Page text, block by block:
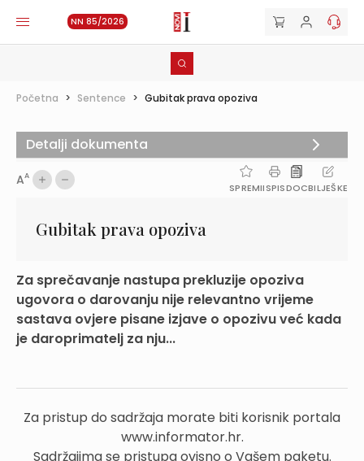
NN 85/2026
Početna > Sentence > Gubitak prava opoziva
AA
SPREMIISPISDOCBILJEŠKE
Gubitak prava opoziva
Za sprečavanje nastupa prekluzije opoziva
ugovora o darovanju nije relevantno vrijeme
sastava ovjere pisane izjave o opozivu već kada
je daroprimatelj za nju...
Za pristup do sadržaja morate biti korisnik portala
www.informator.hr.
Sadržajima se pristupa ovisno o Vašem paketu.
Detalji dokumenta